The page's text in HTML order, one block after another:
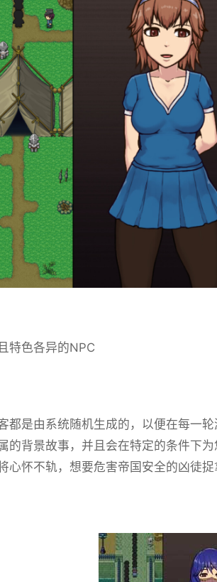
特色各异的NPC
都是由系统随机生成的，以便在每一
的背景故事，并且会在特定的条件下
心怀不轨，想要危害帝国安全的凶徒捉